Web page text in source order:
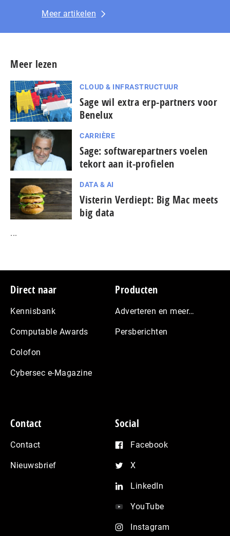
Meer artikelen
Meer lezen
CLOUD & INFRASTRUCTUUR
Sage wil extra erp-partners voor
Benelux
CARRIÈRE
Sage: softwarepartners voelen
tekort aan it-profielen
DATA & AI
Visterin Verdiept: Big Mac meets
big data
...
Footer
Direct naar
Kennisbank
Computable Awards
Colofon
Cybersec e-Magazine
Producten
Adverteren en meer…
Persberichten
Contact
Contact
Nieuwsbrief
Social
Facebook
X
LinkedIn
YouTube
Instagram